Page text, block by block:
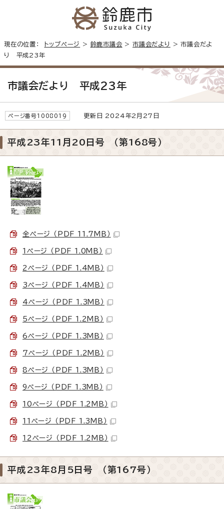
現在の位置： トップページ > 鈴鹿市議会 >市議会だより
> 市議会だよ
り 平成23年
市議会だより 平成23年
ページ番号1008019 更新日 2024年2月27日
平成23年11月20日号 （第168号）
全ページ （PDF 11.7MB）
1ページ （PDF 1.0MB）
2ページ （PDF 1.4MB）
3ページ （PDF 1.4MB）
4ページ （PDF 1.3MB）
5ページ （PDF 1.2MB）
6ページ （PDF 1.3MB）
7ページ （PDF 1.2MB）
8ページ （PDF 1.3MB）
9ページ （PDF 1.3MB）
10ページ （PDF 1.2MB）
11ページ （PDF 1.3MB）
12ページ （PDF 1.2MB）
平成23年8月5日号 （第167号）